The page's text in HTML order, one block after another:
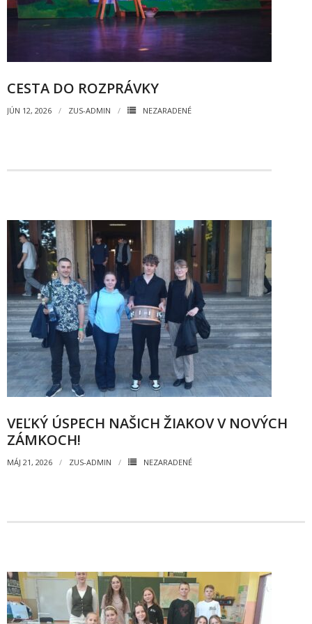
- Dokumenty minedu a statpedu
- Prijímacie konanie
- Informácia pre uchádzača o zamestnanie
- Cesta za umením
- Projekt Zuška do uška
Galéria
- Pozvánky na koncerty
- Koncerty
- Súťaže
- Výstavy VO
- Videá
- - ZMLUVY 2024
CESTA DO ROZPRÁVKY
JÚN 12, 2026 ZUS-ADMIN NEZARADENÉ
VEĽKÝ ÚSPECH NAŠICH ŽIAKOV V NOVÝCH
ZÁMKOCH!
MÁJ 21, 2026 ZUS-ADMIN NEZARADENÉ